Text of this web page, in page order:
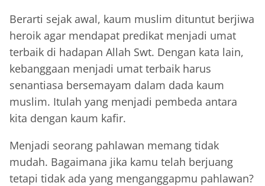
Berarti sejak awal, kaum muslim dituntut berjiwa
heroik agar mendapat predikat menjadi umat
terbaik di hadapan Allah Swt. Dengan kata lain,
kebanggaan menjadi umat terbaik harus
senantiasa bersemayam dalam dada kaum
muslim. Itulah yang menjadi pembeda antara
kita dengan kaum kafir.
Menjadi seorang pahlawan memang tidak
mudah. Bagaimana jika kamu telah berjuang
tetapi tidak ada yang menganggapmu pahlawan?